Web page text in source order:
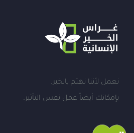
نعمل لأننا نهتم بالخير.
بإمكانك أيضاً عمل نفس التأثير.